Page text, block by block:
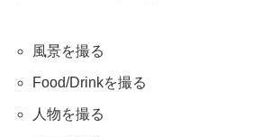
風景を撮る
Food/Drinkを撮る
人物を撮る